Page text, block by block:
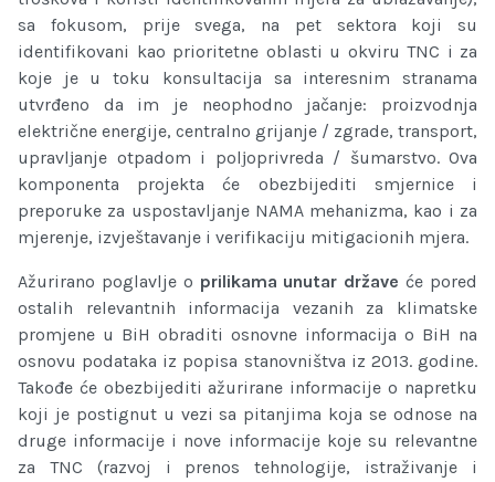
sa fokusom, prije svega, na pet sektora koji su
identifikovani kao prioritetne oblasti u okviru TNC i za
koje je u toku konsultacija sa interesnim stranama
utvrđeno da im je neophodno jačanje: proizvodnja
električne energije, centralno grijanje / zgrade, transport,
upravlјanje otpadom i polјoprivreda / šumarstvo. Ova
komponenta projekta će obezbijediti smjernice i
preporuke za uspostavljanje NAMA mehanizma, kao i za
mjerenje, izvještavanje i verifikaciju mitigacionih mjera.
Ažurirano poglavlje o prilikama unutar države će pored
ostalih relevantnih informacija vezanih za klimatske
promjene u BiH obraditi osnovne informacija o BiH na
osnovu podataka iz popisa stanovništva iz 2013. godine.
Takođe će obezbijediti ažurirane informacije o napretku
koji je postignut u vezi sa pitanjima koja se odnose na
druge informacije i nove informacije koje su relevantne
za TNC (razvoj i prenos tehnologije, istraživanje i